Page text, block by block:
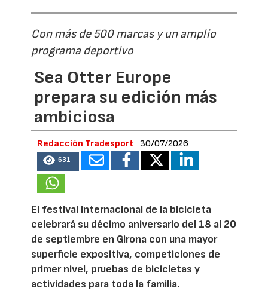
Con más de 500 marcas y un amplio
programa deportivo
Sea Otter Europe
prepara su edición más
ambiciosa
Redacción Tradesport 30/07/2026
631
El festival internacional de la bicicleta
celebrará su décimo aniversario del 18 al 20
de septiembre en Girona con una mayor
superficie expositiva, competiciones de
primer nivel, pruebas de bicicletas y
actividades para toda la familia.